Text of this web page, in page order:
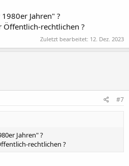
Jahren" ?
Öffentlich-rechtlichen ?
Zuletzt bearbeitet: 12. Dez. 2023
#7
Jahren" ?
rechtlichen ?